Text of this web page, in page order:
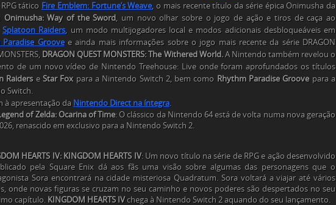
tático Fire Emblem: Fortune’s Weave, o mais recente título da série épica Onimusha da
Onimusha: Way of the Sword , um novo olhar sobre o jogo de ação e tiros de caça ao
Splatoon Raiders, um modo multijogadores local e modos adicionais desbloqueáveis em
Paradise Groovee ainda mais informações sobre o jogo mais recente da série DRAGON
DRAGON QUEST MONSTERS: The Withered World.A Nintendo também revelou o
de um novo vídeo de Nintendo Treehouse: Live onde foram aprofundados os títulos
Raiderse Star Fox para a Nintendo Switch 2, bem como Rhythm Paradise Groove para a
Switch.
à apresentação da Nintendo Direct na íntegra.
of Zelda: Ocarina of Time: O clássico da Nintendo 64 está de volta numa nova geração
renascido em exclusivo para a Nintendo Switch 2.
HEARTS IV: KINGDOM HEARTS IV: Um novo título na série de RPG e ação desenvolvido
pela Square Enix dá aos fãs uma visão sobre algumas das personagens que o
Sora encontrará na cidade misteriosa Quadratum. Sora voltará a viajar até vários
onde novas figuras se cruzam no seu caminho e novos poderes são despertados no seu
capítulo. KINGDOM HEARTS IVchega à Nintendo Switch 2 aquando do seu lançamento.